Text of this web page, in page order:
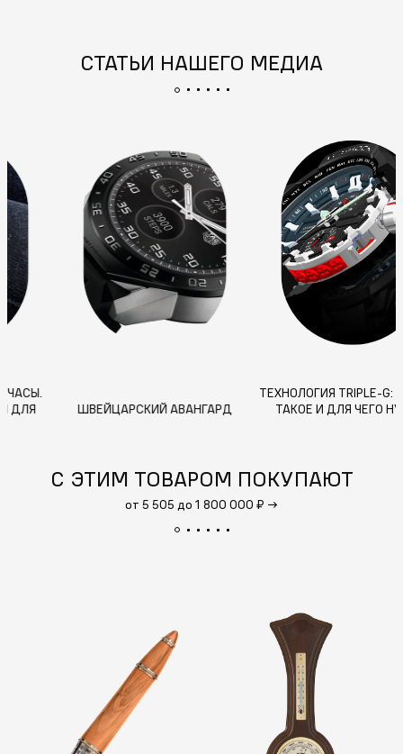
СТАТЬИ НАШЕГО МЕДИА
БОЛЬШЕ, ЧЕМ ЧАСЫ.
ИСТОРИЯ ИННОВАЦИЙ ДЛЯ
ШВЕЙЦАРСКИЙ АВАНГАРД
С ЭТИМ ТОВАРОМ ПОКУПАЮТ
от 5 505 до 1 800 000 ₽ →